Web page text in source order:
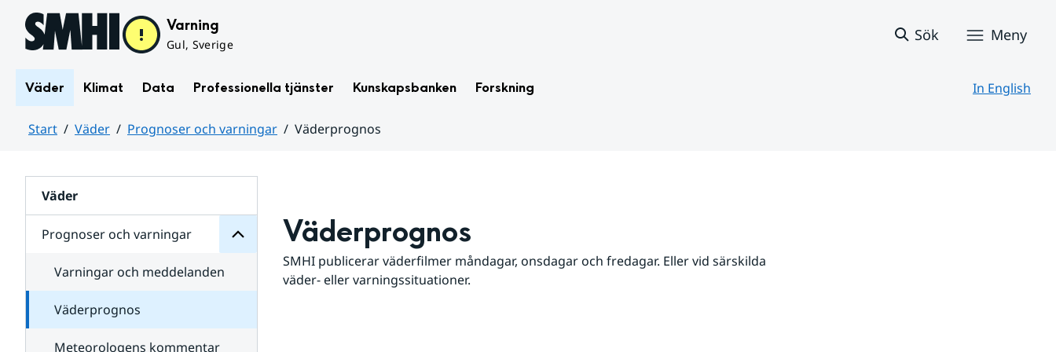
Hoppa till sidans innehåll Varning
Gul, Sverige
Sök Meny
Väder Klimat Data Professionella tjänster Kunskapsbanken Forskning In English
Start Väder Prognoser och varningar
Väderprognos
Väder
Prognoser och varningar
för
varningar
Varningar och meddelanden
Väderprognos
Meteorologens kommentar
Väderprognos
SMHI publicerar väderfilmer måndagar, onsdagar och fredagar. Eller vid särskilda
väder- eller varningssituationer.